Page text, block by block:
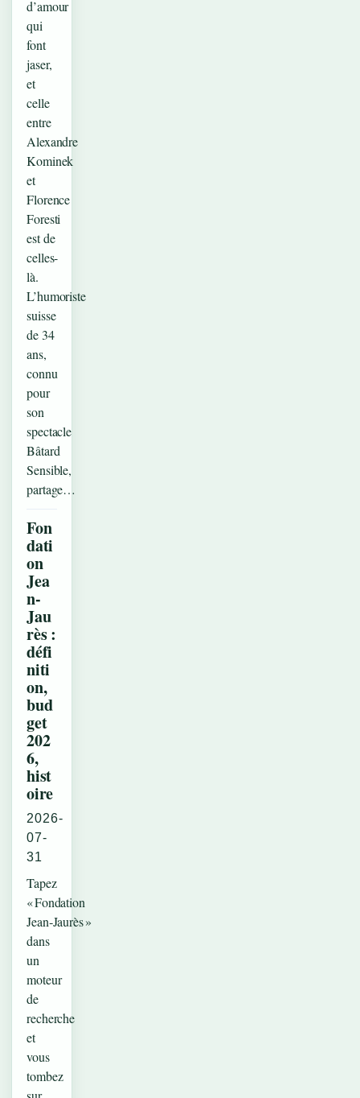
d’amour
qui
font
jaser,
et
celle
entre
Alexandre
Kominek
et
Florence
Foresti
est de
celles-
là.
L’humoriste
suisse
de 34
ans,
connu
pour
son
spectacle
Bâtard
Sensible,
partage…
Fon
dati
on
Jea
n-
Jau
rès :
défi
niti
on,
bud
get
202
6,
hist
oire
2026-
07-
31
Tapez
« Fondation
Jean‑Jaurès »
dans
un
moteur
de
recherche
et
vous
tombez